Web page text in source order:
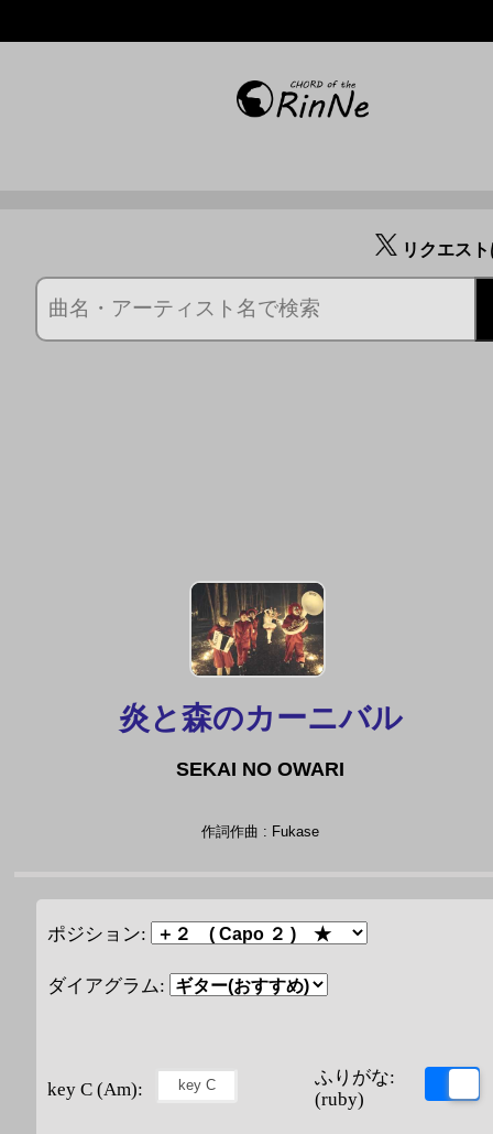
リクエス
炎と森のカーニバル
SEKAI NO OWARI
作詞作曲 : Fukase
ポジション:
ダイアグラム:
key C (Am):
ふりがな:
(ruby)